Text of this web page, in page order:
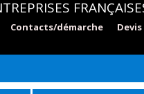
Contacts/démarche